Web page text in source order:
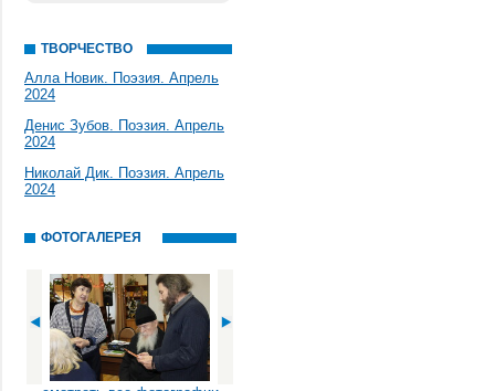
ТВОРЧЕСТВО
Алла Новик. Поэзия. Апрель
2024
Денис Зубов. Поэзия. Апрель
2024
Николай Дик. Поэзия. Апрель
2024
ФОТОГАЛЕРЕЯ